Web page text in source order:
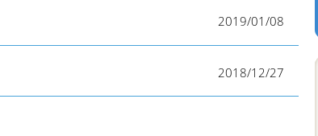
2019/01/08
2018/12/27